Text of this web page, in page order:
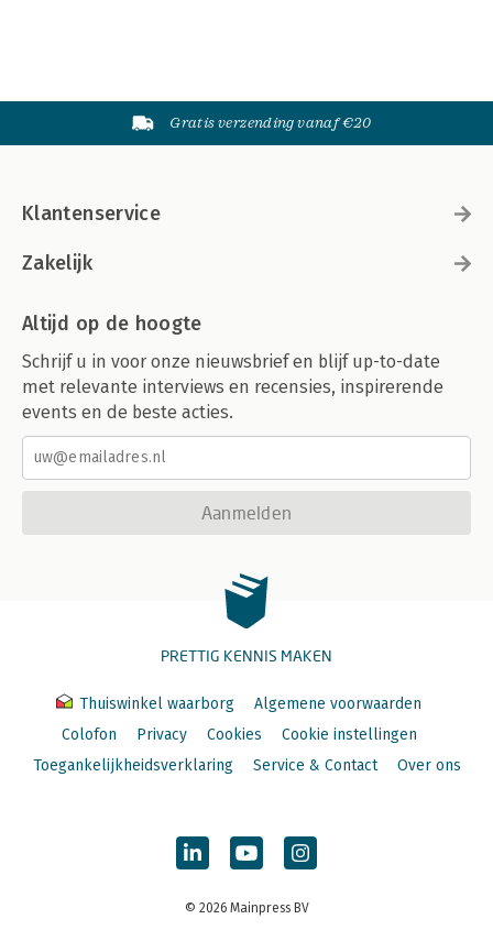
Gratis verzending vanaf €20
Klantenservice
Zakelijk
Altijd op de hoogte
Schrijf u in voor onze nieuwsbrief en blijf up-to-date
met relevante interviews en recensies, inspirerende
events en de beste acties.
Aanmelden
PRETTIG KENNIS MAKEN
Thuiswinkel waarborg
Algemene voorwaarden
Colofon
Privacy Cookies
Cookie instellingen
Toegankelijkheidsverklaring
Service & Contact Over ons
© 2026 Mainpress BV